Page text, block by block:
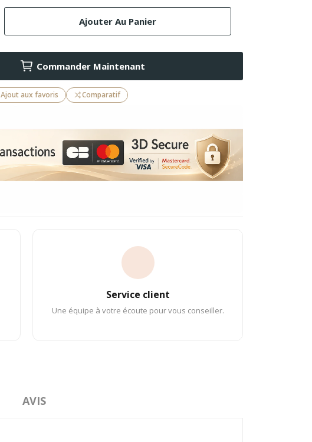
Ajouter Au Panier
Commander Maintenant
Ajout aux favoris Comparatif
Service client
Une équipe à votre écoute pour vous conseiller.
AVIS